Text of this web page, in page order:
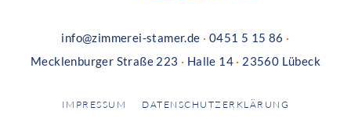
info@zimmerei-stamer.de · 0451 5 15 86 ·
Mecklenburger Straße 223 · Halle 14 · 23560 Lübeck
IMPRESSUM DATENSCHUTZERKLÄRUNG